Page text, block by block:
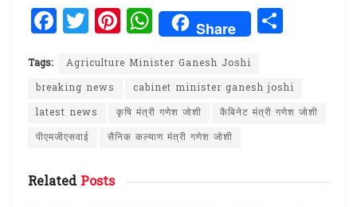
F
a
ce
b
o
o
k
T
w
it
te
r
Pi
n
te
re
st
W
h
at
s
A
p
Share
e
Tags:
Agriculture Minister Ganesh Joshi
breaking news
cabinet minister ganesh joshi
latest news
कृषि मंत्री गणेश जोशी
कैबिनेट मंत्री गणेश जोशी
पीएमजीएसवाई
सैनिक कल्याण मंत्री गणेश जोशी
RelatedPosts